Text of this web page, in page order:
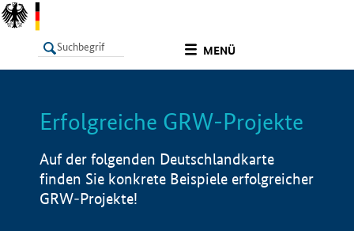
MENÜ
LISTE Info
Erfolgreiche GRW-Projekte
Auf der folgenden Deutschlandkarte
finden Sie konkrete Beispiele erfolgreicher
GRW-Projekte!